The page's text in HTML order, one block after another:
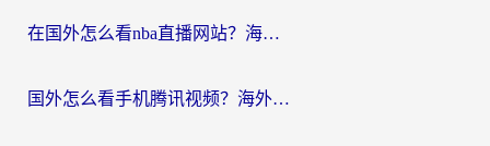
在国外怎么看nba直播网站？海外党专属体育观赛指南，告别地区限制！
国外怎么看手机腾讯视频？海外党亲测有效的追剧加速器选择指南